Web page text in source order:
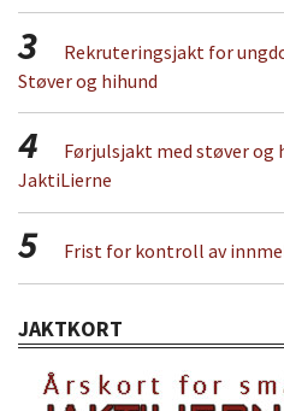
3
Rekruteringsjakt for
Støver og hihund
4
Førjulsjakt med støver og
JaktiLierne
5 Frist for kontroll av
JAKTKORT